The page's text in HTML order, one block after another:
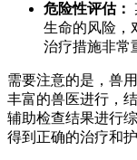
危险性评估：
生命的风险，
治疗措施非常
需要注意的是，兽
丰富的兽医进行，
辅助检查结果进行
得到正确的治疗和护